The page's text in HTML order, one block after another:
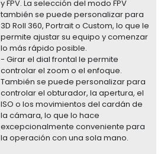
y FPV. La selección del modo FPV
también se puede personalizar para
3D Roll 360, Portrait o Custom, lo que le
permite ajustar su equipo y comenzar
lo más rápido posible.
- Girar el dial frontal le permite
controlar el zoom o el enfoque.
También se puede personalizar para
controlar el obturador, la apertura, el
ISO o los movimientos del cardán de
la cámara, lo que lo hace
excepcionalmente conveniente para
la operación con una sola mano.